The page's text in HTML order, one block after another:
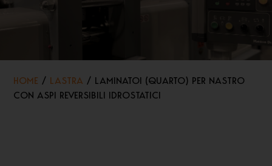
HOME / LASTRA / LAMINATOI (QUARTO) PER NASTRO
CON ASPI REVERSIBILI IDROSTATICI